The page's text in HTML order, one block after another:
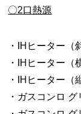
〇2口熱源
・IHヒーター（
・IHヒーター（
・IHヒーター（
・ガスコンロ グ